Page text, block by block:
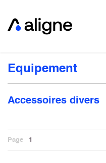
Equipement
Accessoires divers
Page 1